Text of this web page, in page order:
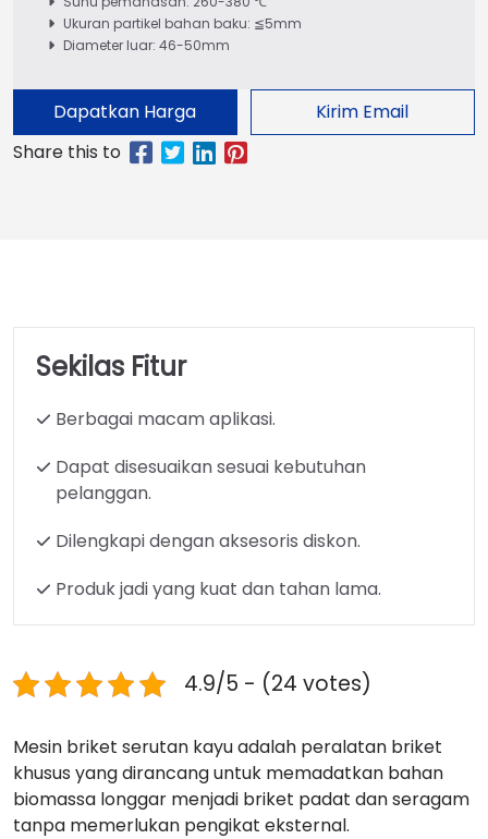
Ukuran partikel bahan baku: ≦5mm
Diameter luar: 46-50mm
Dapatkan Harga Kirim Email
Sekilas Fitur
Berbagai macam aplikasi.
Dapat disesuaikan sesuai kebutuhan
pelanggan.
Dilengkapi dengan aksesoris diskon.
Produk jadi yang kuat dan tahan lama.
4.9/5 - (24 votes)
Mesin briket serutan kayu adalah peralatan briket
khusus yang dirancang untuk memadatkan bahan
biomassa longgar menjadi briket padat dan seragam
tanpa memerlukan pengikat eksternal.